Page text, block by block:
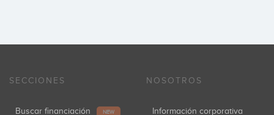
SECCIONES
Buscar financiación NEW
NOSOTROS
Información corporativa